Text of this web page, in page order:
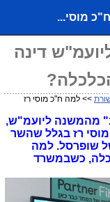
דינה
>> למה ח"כ מוסי רז
מהמשנה ליועמ"ש,
רז בגלל שהשר
שופרסל. למה
כשבמשרד